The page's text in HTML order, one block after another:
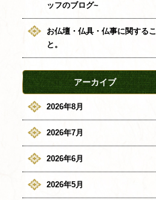
ッフのブログ~
お仏壇・仏具・仏事に関するこ
と。
アーカイブ
2026年8月
2026年7月
2026年6月
2026年5月